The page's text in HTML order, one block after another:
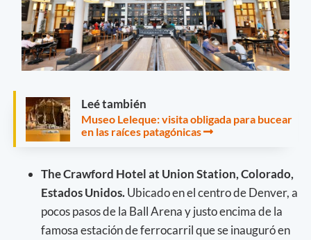
Leé también
Museo Leleque: visita obligada para bucear
en las raíces patagónicas
The Crawford Hotel at Union Station, Colorado,
Estados Unidos.Ubicado en el centro de Denver, a
pocos pasos de la Ball Arena y justo encima de la
famosa estación de ferrocarril que se inauguró en